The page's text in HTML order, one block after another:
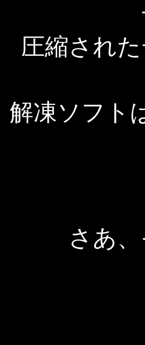
圧縮され
解凍ソフト
さあ